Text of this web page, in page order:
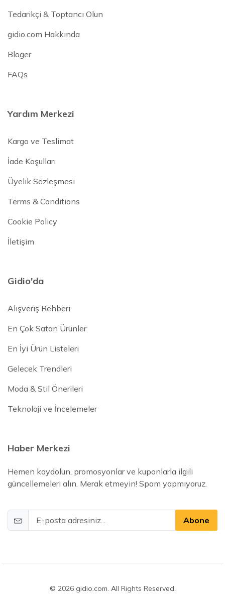
Tedarikçi & Toptancı Olun
gidio.com Hakkında
Bloger
FAQs
Yardım Merkezi
Kargo ve Teslimat
İade Koşulları
Üyelik Sözleşmesi
Terms & Conditions
Cookie Policy
İletişim
Gidio'da
Alışveriş Rehberi
En Çok Satan Ürünler
En İyi Ürün Listeleri
Gelecek Trendleri
Moda & Stil Önerileri
Teknoloji ve İncelemeler
Haber Merkezi
Hemen kaydolun, promosyonlar ve kuponlarla ilgili
güncellemeleri alın. Merak etmeyin! Spam yapmıyoruz.
Abone
© 2026 gidio.com. All Rights Reserved.